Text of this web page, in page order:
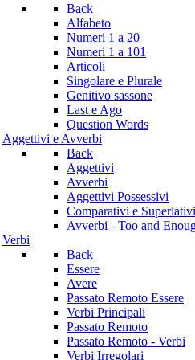
Back
Alfabeto
Numeri 1 a 20
Numeri 1 a 101
Articoli
Singolare e Plurale
Genitivo sassone
Last e Ago
Question Words
Aggettivi e Avverbi
Back
Aggettivi
Avverbi
Aggettivi Possessivi
Comparativi e Superlativi
Avverbi - Too and
Verbi
Back
Essere
Avere
Passato Remoto Essere
Verbi Principali
Passato Remoto
Passato Remoto - Verbi
Verbi Irregolari